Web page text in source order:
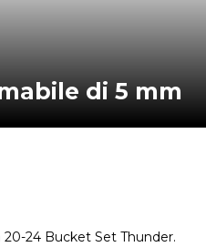
di 5 mm
24 Bucket Set Thunder.